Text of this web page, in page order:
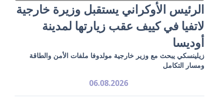
الرئيس الأوكراني يستقبل وزيرة خارجية
لاتفيا في كييف عقب زيارتها لمدينة
أوديسا
زيلينسكي يبحث مع وزير خارجية مولدوفا ملفات الأمن والطاقة
ومسار التكامل
06.08.2026